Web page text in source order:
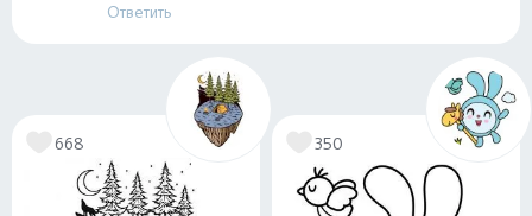
Ответить
668 350